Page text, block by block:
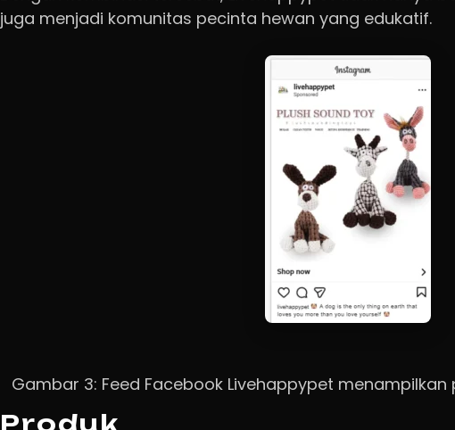
juga menjadi komunitas pecinta hewan yang edukatif.
Gambar 3: Feed Facebook Livehappypet